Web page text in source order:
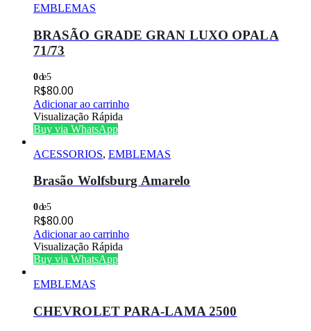
EMBLEMAS
BRASÃO GRADE GRAN LUXO OPALA
71/73
0de 5
R$80.00
Adicionar ao carrinho
Visualização Rápida
Buy via WhatsApp
ACESSORIOS, EMBLEMAS
Brasão Wolfsburg Amarelo
0de 5
R$80.00
Adicionar ao carrinho
Visualização Rápida
Buy via WhatsApp
EMBLEMAS
CHEVROLET PARA-LAMA 2500